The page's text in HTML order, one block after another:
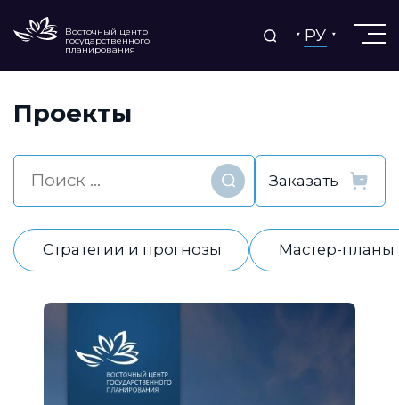
Восточный центр
государственного
планирования
РУ
Проекты
Найти
Стратегии и прогнозы Мастер-планы